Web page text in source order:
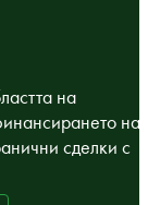
на
на
сделки с